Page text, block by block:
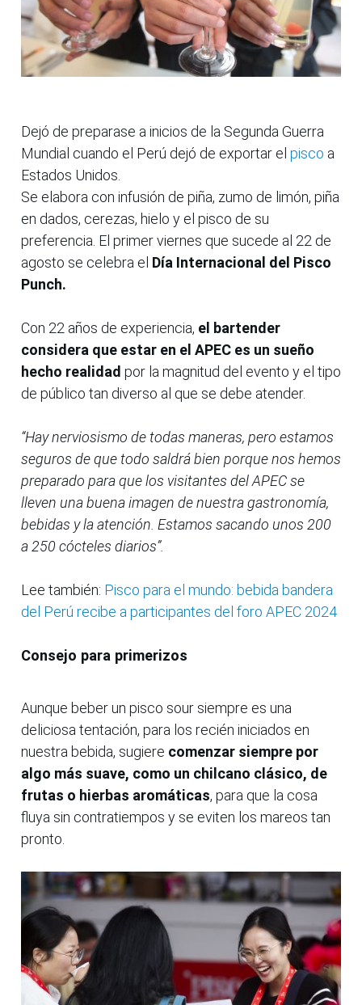
Dejó de preparase a inicios de la Segunda Guerra
Mundial cuando el Perú dejó de exportar el pisco a
Estados Unidos.
Se elabora con infusión de piña, zumo de limón, piña
en dados, cerezas, hielo y el pisco de su
preferencia. El primer viernes que sucede al 22 de
agosto se celebra el Día Internacional del Pisco
Punch.
Con 22 años de experiencia, el bartender
considera que estar en el APEC es un sueño
hecho realidad por la magnitud del evento y el tipo
de público tan diverso al que se debe atender.
“Hay nerviosismo de todas maneras, pero estamos
seguros de que todo saldrá bien porque nos hemos
preparado para que los visitantes del APEC se
lleven una buena imagen de nuestra gastronomía,
bebidas y la atención. Estamos sacando unos 200
a 250 cócteles diarios”.
Lee también: Pisco para el mundo: bebida bandera
del Perú recibe a participantes del foro APEC 2024
Consejo para primerizos
Aunque beber un pisco sour siempre es una
deliciosa tentación, para los recién iniciados en
nuestra bebida, sugiere comenzar siempre por
algo más suave, como un chilcano clásico, de
frutas o hierbas aromáticas, para que la cosa
fluya sin contratiempos y se eviten los mareos tan
pronto.